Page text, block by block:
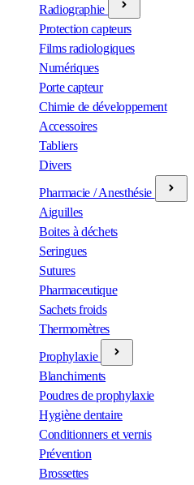
Radiographie
Protection capteurs
Films radiologiques
Numériques
Porte capteur
Chimie de développement
Accessoires
Tabliers
Divers
Pharmacie / Anesthésie
Aiguilles
Boites à déchets
Seringues
Sutures
Pharmaceutique
Sachets froids
Thermomètres
Prophylaxie
Blanchiments
Poudres de prophylaxie
Hygiène dentaire
Conditionners et vernis
Prévention
Brossettes